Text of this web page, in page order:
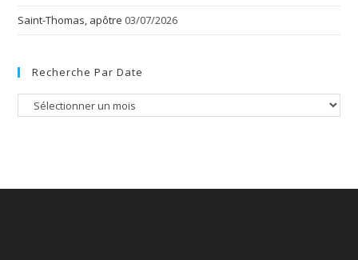
Saint-Thomas, apôtre 03/07/2026
Recherche Par Date
Recherche